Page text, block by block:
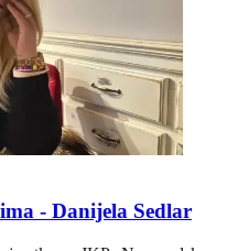
- Danijela Sedlar